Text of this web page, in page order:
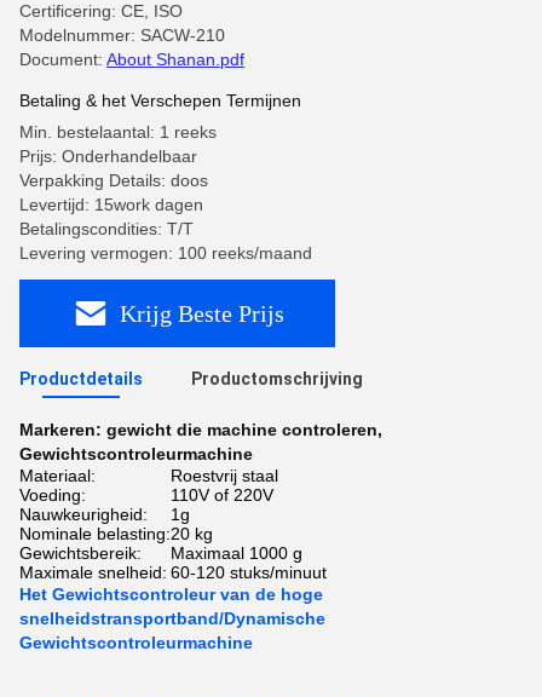
Certificering: CE, ISO
Modelnummer: SACW-210
Document: About Shanan.pdf
Betaling & het Verschepen Termijnen
Min. bestelaantal: 1 reeks
Prijs: Onderhandelbaar
Verpakking Details: doos
Levertijd: 15work dagen
Betalingscondities: T/T
Levering vermogen: 100 reeks/maand
Krijg Beste Prijs
Productdetails Productomschrijving
Markeren: gewicht die machine controleren,
Gewichtscontroleurmachine
Materiaal:
Roestvrij staal
Voeding:
110V of 220V
Nauwkeurigheid:
1g
Nominale belasting:20 kg
Gewichtsbereik:
Maximaal 1000 g
Maximale snelheid: 60-120 stuks/minuut
Het Gewichtscontroleur van de hoge
snelheidstransportband/Dynamische
Gewichtscontroleurmachine